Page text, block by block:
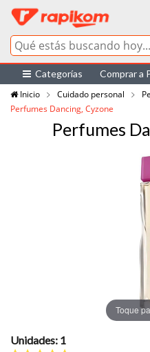
Categorías Comprar a
Inicio
Cuidado personal
Perfumes Dancing, Cyzone
Perfumes
Toque
Unidades: 1